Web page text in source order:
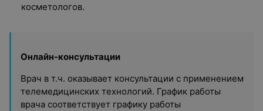
косметологов.
Онлайн-консультации
Врач в т.ч. оказывает консультации с применением
телемедицинских технологий. График работы
врача соответствует графику работы